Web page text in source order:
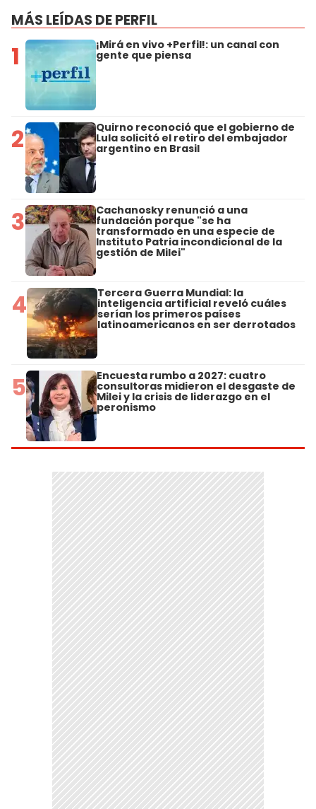
MÁS LEÍDAS DE PERFIL
1 ¡Mirá en vivo +Perfil!: un canal con
gente que piensa
2 Quirno reconoció que el gobierno de
Lula solicitó el retiro del embajador
argentino en Brasil
3 Cachanosky renunció a una
fundación porque "se ha
transformado en una especie de
Instituto Patria incondicional de la
gestión de Milei"
4 Tercera Guerra Mundial: la
inteligencia artificial reveló cuáles
serían los primeros países
latinoamericanos en ser derrotados
5 Encuesta rumbo a 2027: cuatro
consultoras midieron el desgaste de
Milei y la crisis de liderazgo en el
peronismo